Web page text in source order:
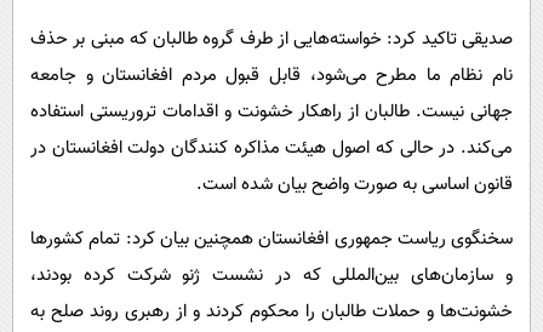
صدیقی تاکید کرد: خواسته‌هایی از طرف گروه طالبان که مبنی بر حذف
نام نظام ما مطرح می‌شود، قابل قبول مردم افغانستان و جامعه
جهانی نیست. طالبان از راهکار خشونت‌ و اقدامات تروریستی استفاده
می‌کند. در حالی که اصول هیئت مذاکره کنندگان دولت افغانستان در
قانون اساسی به صورت واضح بیان شده است.
سخنگوی ریاست ‌جمهوری افغانستان همچنین بیان کرد: تمام کشورها
و سازمان‌های بین‌المللی‌ که در نشست ژنو شرکت کرده بودند،
خشونت‌ها و حملات طالبان را محکوم کردند و از رهبری روند صلح به